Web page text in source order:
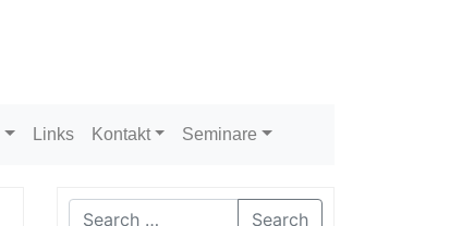
Links Kontakt Seminare
Search